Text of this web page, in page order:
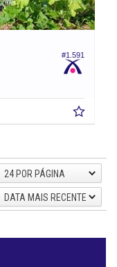
#1.591
24 POR PÁGINA
DATA MAIS RECENTE